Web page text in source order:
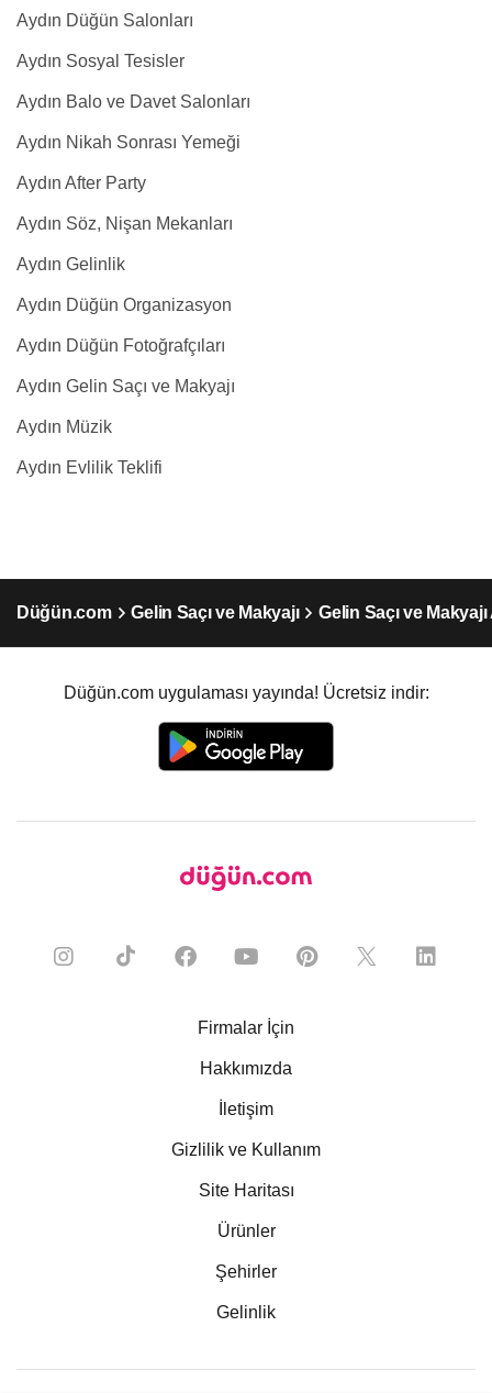
Aydın Düğün Salonları
Aydın Sosyal Tesisler
Aydın Balo ve Davet Salonları
Aydın Nikah Sonrası Yemeği
Aydın After Party
Aydın Söz, Nişan Mekanları
Aydın Gelinlik
Aydın Düğün Organizasyon
Aydın Düğün Fotoğrafçıları
Aydın Gelin Saçı ve Makyajı
Aydın Müzik
Aydın Evlilik Teklifi
Düğün.com Gelin Saçı ve Makyajı Gelin Saçı ve Makyajı
Düğün.com uygulaması yayında! Ücretsiz indir:
Firmalar İçin
Hakkımızda
İletişim
Gizlilik ve Kullanım
Site Haritası
Ürünler
Şehirler
Gelinlik